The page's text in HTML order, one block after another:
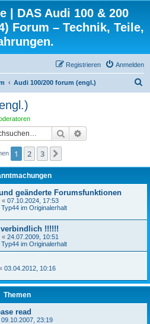
| DAS Audi 100 & 200
Forum – Technik, Teile,
Anmelden
Registrieren
Audi 100/200 forum (engl.)
Suche
1 2 3
geänderte Forumsfunktionen
« 07.10.2024, 17:53
im Originalerhalt
!!!!!!
« 24.07.2009, 10:51
im Originalerhalt
03.04.2012, 10:16
Themen
read
09.10.2007, 23:19